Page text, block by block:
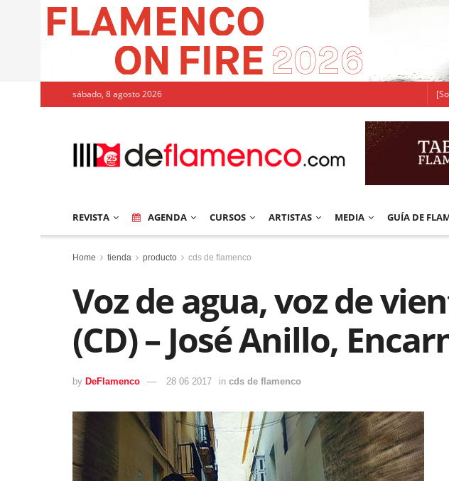
sábado, 8 agosto 2026
REVISTA AGENDA CURSOS ARTISTAS MEDIA GUÍA DE
Home tienda producto cds de flamenco
Voz de agua, voz de
(CD) – José Anillo,
by DeFlamenco 28 06 2017 in cds de flamenco